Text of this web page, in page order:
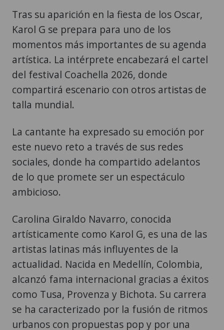
Tras su aparición en la fiesta de los Oscar,
Karol G se prepara para uno de los
momentos más importantes de su agenda
artística. La intérprete encabezará el cartel
del festival Coachella 2026, donde
compartirá escenario con otros artistas de
talla mundial.
La cantante ha expresado su emoción por
este nuevo reto a través de sus redes
sociales, donde ha compartido adelantos
de lo que promete ser un espectáculo
ambicioso.
Carolina Giraldo Navarro, conocida
artísticamente como Karol G, es una de las
artistas latinas más influyentes de la
actualidad. Nacida en Medellín, Colombia,
alcanzó fama internacional gracias a éxitos
como Tusa, Provenza y Bichota. Su carrera
se ha caracterizado por la fusión de ritmos
urbanos con propuestas pop y por una